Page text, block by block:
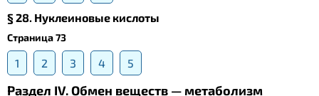
§ 28. Нуклеиновые кислоты
Страница 73
1 2 3 4 5
Раздел IV. Обмен веществ — метаболизм